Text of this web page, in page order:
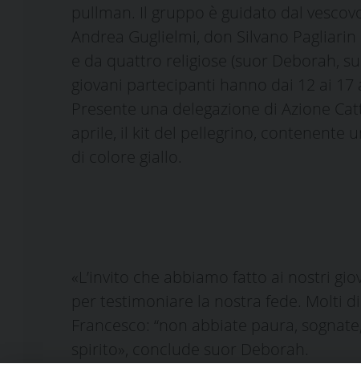
pullman. Il gruppo è guidato dal
Andrea Guglielmi, don Silvano
e da quattro religiose (suor Deborah,
giovani partecipanti hanno dai 12 ai
Presente una delegazione di Azione
aprile, il kit del pellegrino, contenente
di colore giallo.
«L’invito che abbiamo fatto ai nostri
per testimoniare la nostra fede. Molti
Francesco: “non abbiate paura,
spirito», conclude suor Deborah.